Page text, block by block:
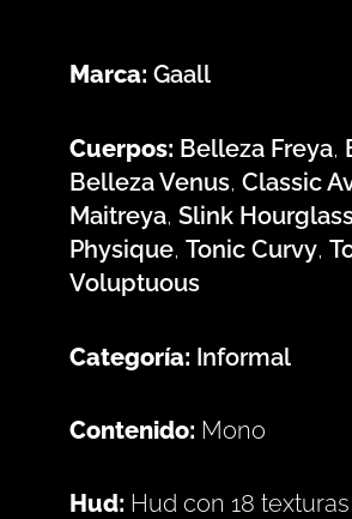
Marca: Gaall
Cuerpos: Belleza Freya,
Belleza Venus, Classic
Maitreya, Slink
Physique, Tonic Curvy,
Voluptuous
Categoría: Informal
Contenido: Mono
Hud: Hud con 18 texturas